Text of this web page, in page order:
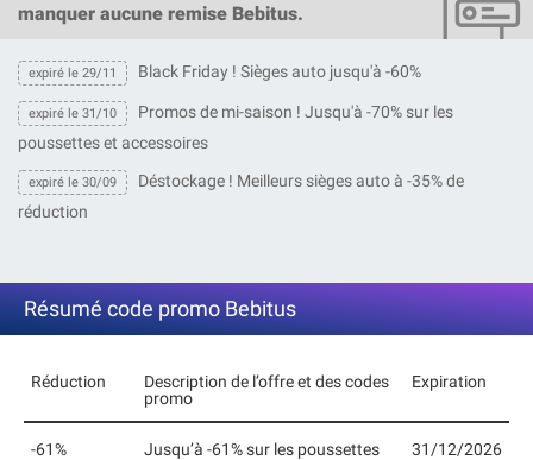
manquer aucune remise Bebitus.
expiré le 29/11 Black Friday ! Sièges auto jusqu'à -60%
expiré le 31/10
Promos de mi-saison ! Jusqu'à -70% sur les
poussettes et accessoires
expiré le 30/09
Déstockage ! Meilleurs sièges auto à -35% de
réduction
Résumé code promo Bebitus
Réduction
Description de l’offre et des codes
promo
Expiration
-61% Jusqu’à -61% sur les poussettes 31/12/2026